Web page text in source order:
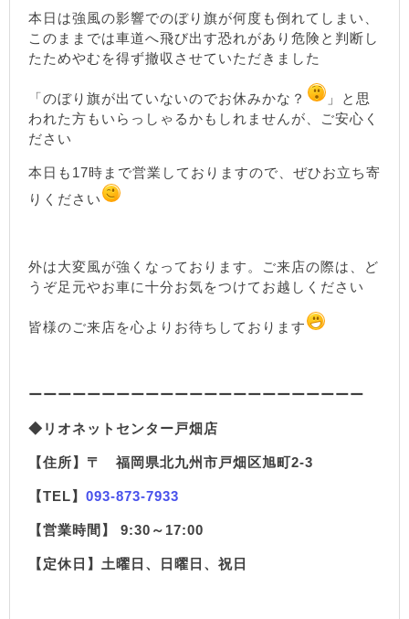
本日は強風の影響でのぼり旗が何度も倒れてしまい、
このままでは車道へ飛び出す恐れがあり危険と判断し
たためやむを得ず撤収させていただきました
「のぼり旗が出ていないのでお休みかな？
」と思
われた方もいらっしゃるかもしれませんが、ご安心く
ださい
本日も17時まで営業しておりますので、ぜひお立ち寄
りください
外は大変風が強くなっております。ご来店の際は、ど
うぞ足元やお車に十分お気をつけてお越しください
皆様のご来店を心よりお待ちしております
ーーーーーーーーーーーーーーーーーーーーーーー
◆リオネットセンター戸畑店
【住所】〒 福岡県北九州市戸畑区旭町2-3
【TEL】 093-873-7933
【営業時間】 9:30～17:00
【定休日】土曜日、日曜日、祝日